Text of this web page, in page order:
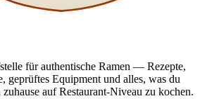
für authentische Ramen — Rezepte,
geprüftes Equipment und alles, was du
auf Restaurant-Niveau zu kochen.